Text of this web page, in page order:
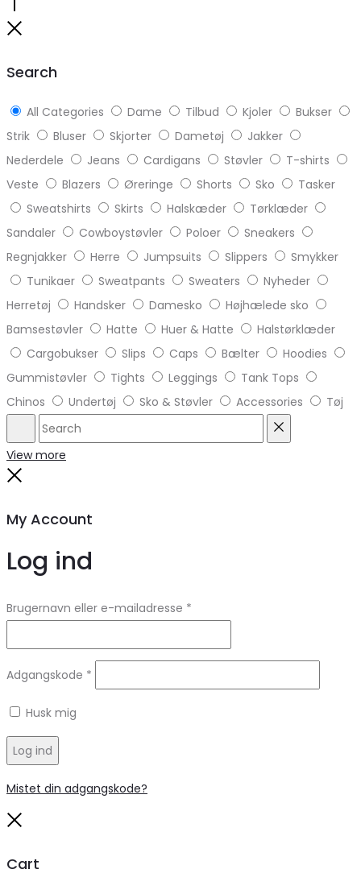
Search
All Categories Dame Tilbud Kjoler
Bukser
Strik
Bluser Skjorter Dametøj
Jakker
Nederdele
Jeans Cardigans Støvler
T-shirts
Veste
Blazers Øreringe Shorts Sko
Tasker
Sweatshirts
Skirts Halskæder
Tørklæder
Sandaler
Cowboystøvler Poloer
Sneakers
Regnjakker
Herre Jumpsuits Slippers
Smykker
Tunikaer
Sweatpants Sweaters
Nyheder
Herretøj
Handsker Damesko
Højhælede sko
Bamsestøvler
Hatte Huer & Hatte
Halstørklæder
Cargobukser
Slips Caps Bælter
Hoodies
Gummistøvler
Tights Leggings
Tank Tops
Chinos
Undertøj Sko & Støvler Accessories Tøj
Search
View more
My Account
Log ind
Brugernavn eller e-mailadresse *
Adgangskode *
Husk mig
Log ind
Mistet din adgangskode?
Cart